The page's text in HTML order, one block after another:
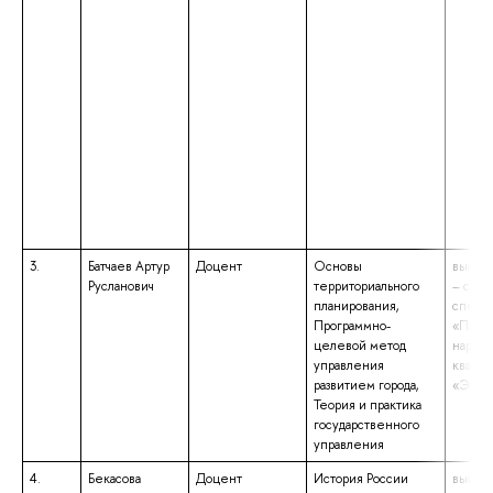
3.
Батчаев Артур
Русланович
Доцент
Основы
территориального
планирования,
Программно-
целевой метод
управления
развитием города,
Теория и практика
государственного
управления
–
4.
Бекасова
Доцент История России